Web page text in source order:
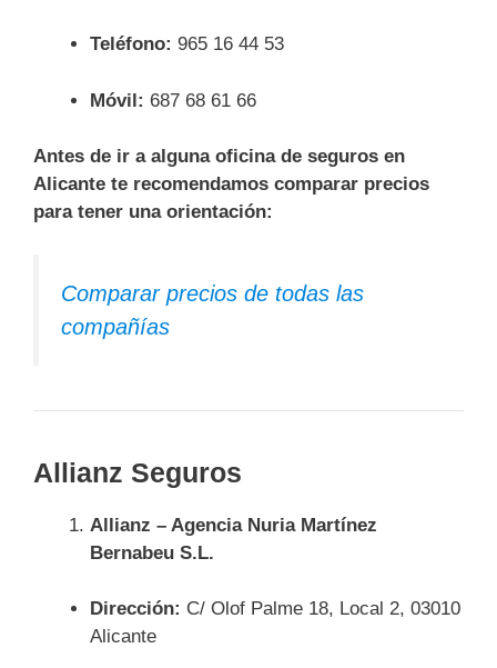
Teléfono: 965 16 44 53
Móvil: 687 68 61 66
Antes de ir a alguna oficina de seguros en
Alicante te recomendamos comparar precios
para tener una orientación:
Comparar precios de todas las
compañías
Allianz Seguros
Allianz – Agencia Nuria Martínez
Bernabeu S.L.
Dirección: C/ Olof Palme 18, Local 2, 03010
Alicante